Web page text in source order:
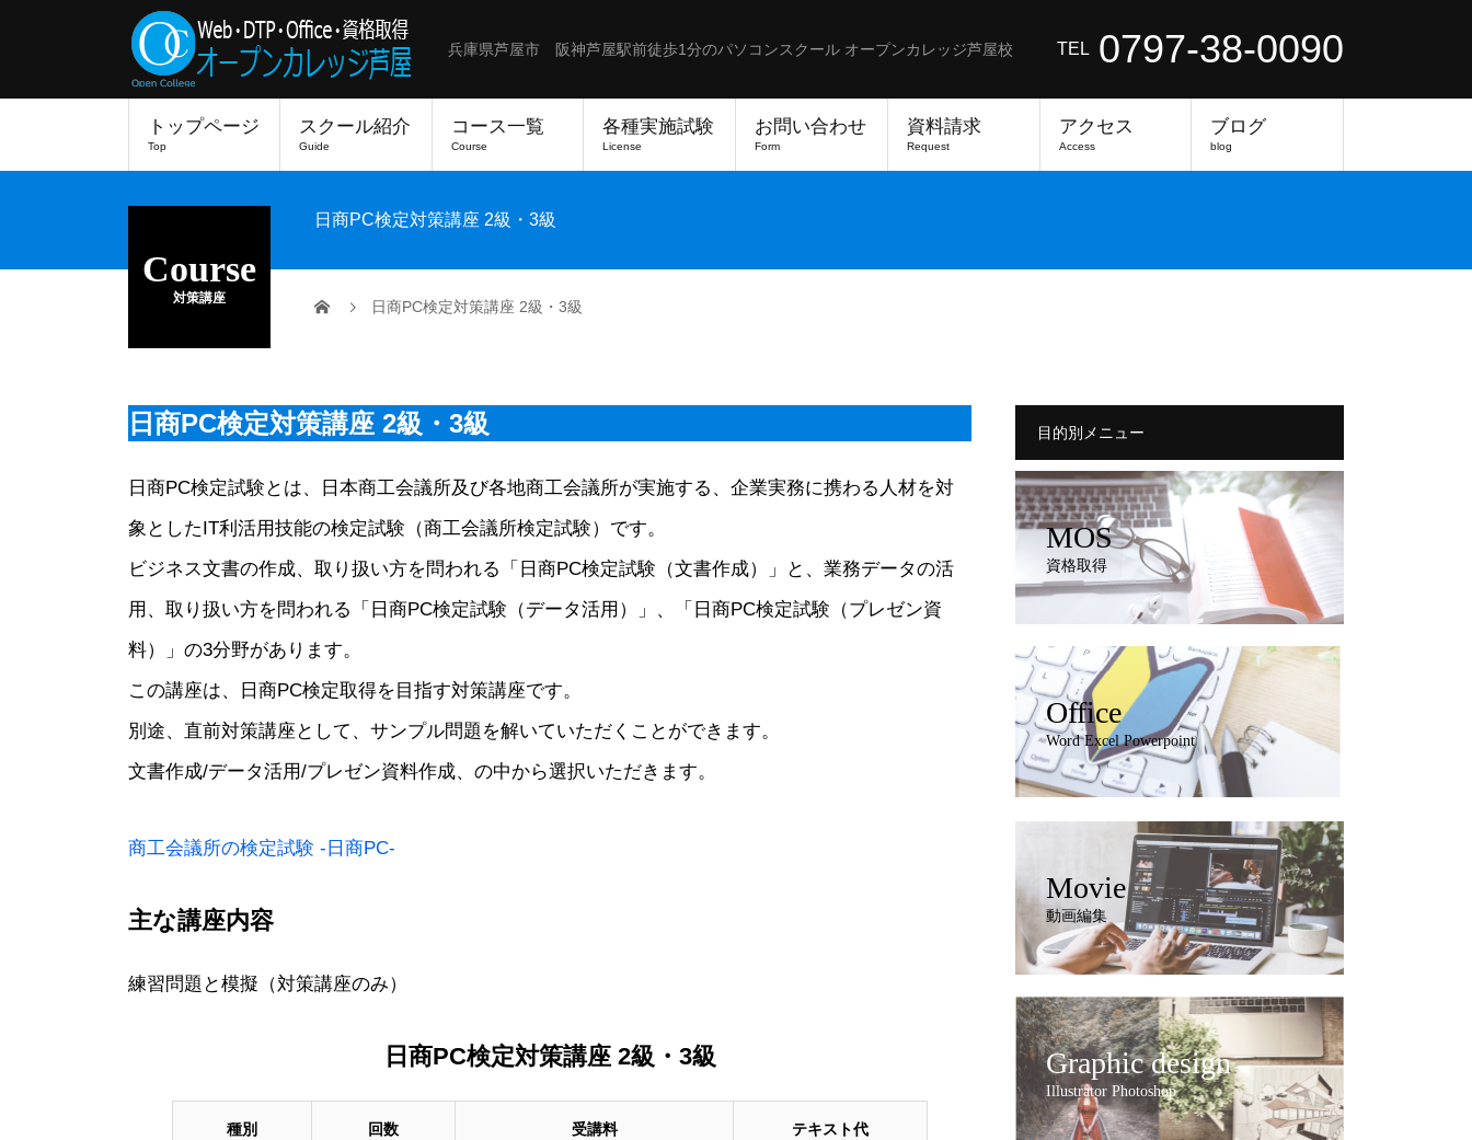
兵庫県芦屋市 阪神芦屋駅前徒歩1分のパソコンスクール オープンカレッジ芦屋校 TEL 0797-38-0090
トップページ
Top
スクール紹介
Guide
コース一覧
Course
各種実施試験
License
お問い合わせ
Form
資料請求
Request
アクセス
Access
ブログ
blog
Course
対策講座
日商PC検定対策講座 2級・3級
日商PC検定対策講座 2級・3級
日商PC検定対策講座 2級・3級
日商PC検定試験とは、日本商工会議所及び各地商工会議所が実施する、企業実務に携わる人材を対
象としたIT利活用技能の検定試験（商工会議所検定試験）です。
ビジネス文書の作成、取り扱い方を問われる「日商PC検定試験（文書作成）」と、業務データの活
用、取り扱い方を問われる「日商PC検定試験（データ活用）」、「日商PC検定試験（プレゼン資
料）」の3分野があります。
この講座は、日商PC検定取得を目指す対策講座です。
別途、直前対策講座として、サンプル問題を解いていただくことができます。
文書作成/データ活用/プレゼン資料作成、の中から選択いただきます。
商工会議所の検定試験 -日商PC-
主な講座内容
練習問題と模擬（対策講座のみ）
日商PC検定対策講座 2級・3級
種別 回数 受講料 テキスト代
目的別メニュー
MOS
資格取得
Office
Word Excel Powerpoint
Movie
動画編集
Graphic design
Illustrator Photoshop